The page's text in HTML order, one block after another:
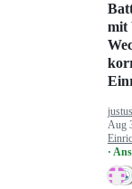
mit
Aug
·